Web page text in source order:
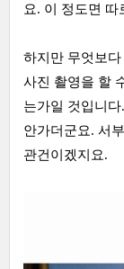
요. 이 정도면 따
하지만 무엇보
사진 촬영을 할
는가일 것입니
안가더군요. 서
관건이겠지요.